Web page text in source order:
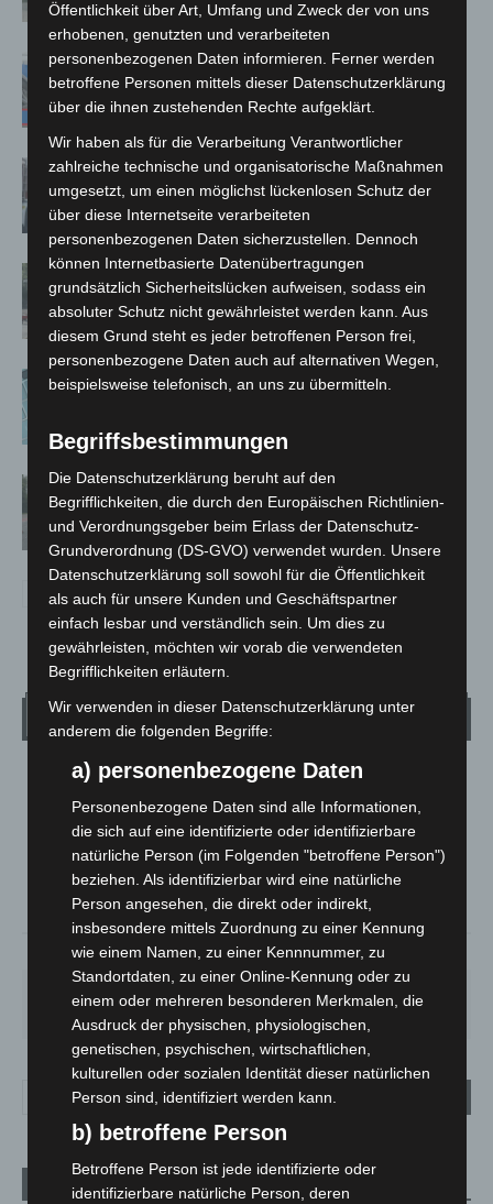
Kreuz
Mann läuft mit Hockeyschläger über
A7 – Polizei sucht Zeugen
Celle: Mensch stirbt bei Bagger-Unfall
auf Baustelle
Gasleitung bei McDonald’s-Umbau in
Langenhagen beschädigt
Anklage nach Abschaltung von
Hannover: Polizei stoppt 166
Trunkenheitsfahrten bei
Großkontrolle
Wetter
LANGENHAGEN
Klarer Himmel
21.9°C °
°
62% 3.6m/s 4%
DO.
29° 25° 27°
SO.
32°
MO.
35
Aktuelle Beiträge
Öffentlichkeit über Art, Umfang und Zweck der von uns
erhobenen, genutzten und verarbeiteten
personenbezogenen Daten informieren. Ferner werden
betroffene Personen mittels dieser Datenschutzerklärung
über die ihnen zustehenden Rechte aufgeklärt.
Wir haben als für die Verarbeitung Verantwortlicher
zahlreiche technische und organisatorische Maßnahmen
umgesetzt, um einen möglichst lückenlosen Schutz der
über diese Internetseite verarbeiteten
personenbezogenen Daten sicherzustellen. Dennoch
können Internetbasierte Datenübertragungen
grundsätzlich Sicherheitslücken aufweisen, sodass ein
absoluter Schutz nicht gewährleistet werden kann. Aus
diesem Grund steht es jeder betroffenen Person frei,
personenbezogene Daten auch auf alternativen Wegen,
beispielsweise telefonisch, an uns zu übermitteln.
Begriffsbestimmungen
Die Datenschutzerklärung beruht auf den
Begrifflichkeiten, die durch den Europäischen Richtlinien-
und Verordnungsgeber beim Erlass der Datenschutz-
Grundverordnung (DS-GVO) verwendet wurden. Unsere
Datenschutzerklärung soll sowohl für die Öffentlichkeit
als auch für unsere Kunden und Geschäftspartner
einfach lesbar und verständlich sein. Um dies zu
gewährleisten, möchten wir vorab die verwendeten
Begrifflichkeiten erläutern.
Wir verwenden in dieser Datenschutzerklärung unter
anderem die folgenden Begriffe:
a) personenbezogene Daten
Personenbezogene Daten sind alle Informationen,
die sich auf eine identifizierte oder identifizierbare
natürliche Person (im Folgenden "betroffene Person")
beziehen. Als identifizierbar wird eine natürliche
Person angesehen, die direkt oder indirekt,
insbesondere mittels Zuordnung zu einer Kennung
wie einem Namen, zu einer Kennnummer, zu
Standortdaten, zu einer Online-Kennung oder zu
einem oder mehreren besonderen Merkmalen, die
Ausdruck der physischen, physiologischen,
genetischen, psychischen, wirtschaftlichen,
kulturellen oder sozialen Identität dieser natürlichen
Person sind, identifiziert werden kann.
b) betroffene Person
Betroffene Person ist jede identifizierte oder
identifizierbare natürliche Person, deren